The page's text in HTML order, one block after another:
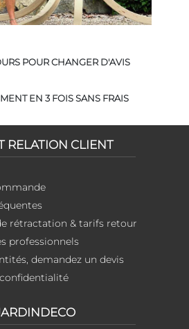
POUR CHANGER D'AVIS
EN 3 FOIS SANS FRAIS
RELATION CLIENT
rétractation & tarifs retour
professionnels
demandez un devis